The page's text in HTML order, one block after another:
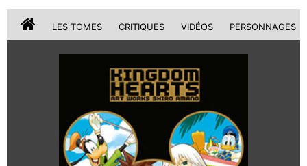
LES TOMES CRITIQUES VIDÉOS PERSONNAGES